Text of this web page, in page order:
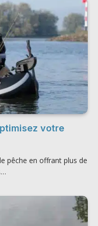
votre
pêche en offrant plus de